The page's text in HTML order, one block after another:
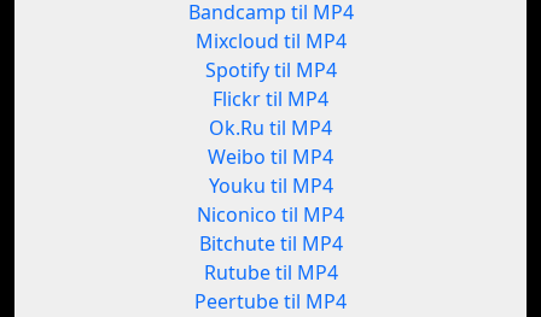
Bandcamp til MP4
Mixcloud til MP4
Spotify til MP4
Flickr til MP4
Ok.Ru til MP4
Weibo til MP4
Youku til MP4
Niconico til MP4
Bitchute til MP4
Rutube til MP4
Peertube til MP4